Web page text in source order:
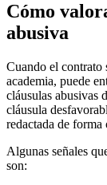
Cómo
abusiva
Cuando el contrato
academia, puede
cláusulas abusivas
cláusula
redactada de
Algunas señales
son: